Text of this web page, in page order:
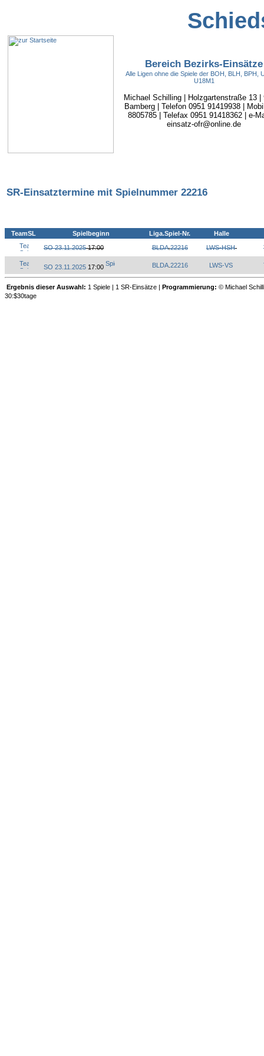
Bereich Bezirks-Einsätze
Alle Ligen ohne die Spiele der BOH, BLH, BPH,
U18M1
Michael Schilling | Holzgartenstraße 13 |
Bamberg | Telefon 0951 91419938 |
8805785 | Telefax 0951 91418362 | e-
einsatz-ofr@online.de
SR-Einsatztermine mit Spielnummer 22216
TeamSL Spielbeginn Liga.Spiel-Nr.
Halle
SO 23.11.202517:00 BLDA.22216 LWS-HSH
SO 23.11.2025 17:00 BLDA. 22216 LWS-VS
Ergebnis dieser Auswahl: 1 Spiele | 1 SR-Einsätze | Programmierung: © Michael
30:$30tage